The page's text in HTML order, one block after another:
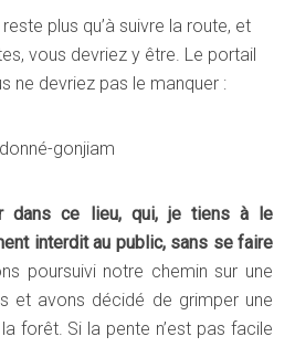
plus qu’à suivre la route, et
vous devriez y être. Le portail
ne devriez pas le manquer :
dans ce lieu, qui, je tiens à le
interdit au public, sans se faire
poursuivi notre chemin sur une
et avons décidé de grimper une
forêt. Si la pente n’est pas facile